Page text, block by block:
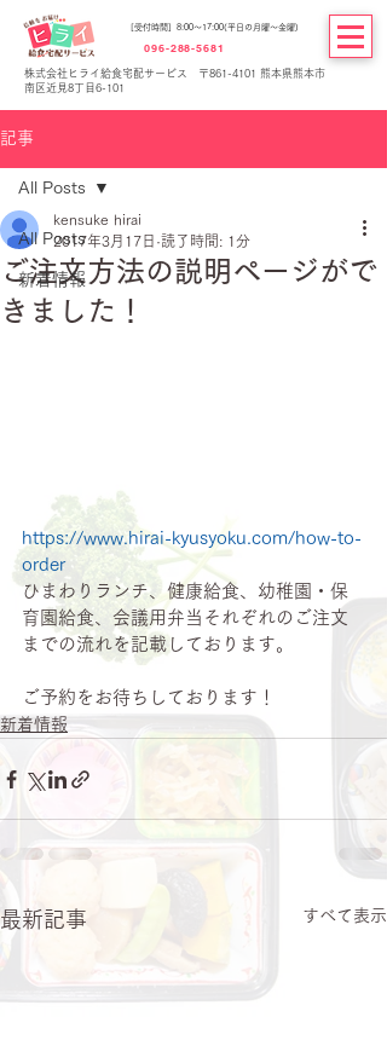
[受付時間] 8:00～17:00(平日の月曜～金曜)
096-288-5681
株式会社ヒライ給食宅配サービス 〒861-4101 熊本県熊本市
南区近見8丁目6-101
記事
All Posts
新着情報
All Posts
ご注文方法の説明ページがで
きました！
kensuke hirai
2017年3月17日 読了時間: 1分
https://www.hirai-kyusyoku.com/how-to-
order
ひまわりランチ、健康給食、幼稚園・保
育園給食、会議用弁当それぞれのご注文
までの流れを記載しております。
ご予約をお待ちしております！
新着情報
最新記事 すべて表示